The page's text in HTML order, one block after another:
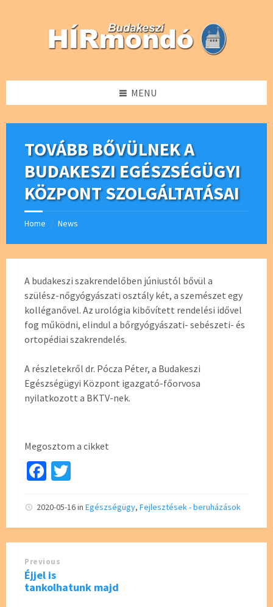
MENU
TOVÁBB BŐVÜLNEK A
BUDAKESZI EGÉSZSÉGÜGYI
KÖZPONT SZOLGÁLTATÁSAI
Home / News
A budakeszi szakrendelőben júniustól bővül a
szülész-nőgyógyászati osztály két, a szemészet egy
kolléganővel. Az urológia kibővített rendelési idővel
fog működni, elindul a bőrgyógyászati- sebészeti- és
ortopédiai szakrendelés.
A részletekről dr. Pócza Péter, a Budakeszi
Egészségügyi Központ igazgató-főorvosa
nyilatkozott a BKTV-nek.
Megosztom a cikket
Fa
b
o
o
k
tt
er
2020-05-16in Egészségügy, Fejlesztések - beruházások
Previous
Éjjel is
tankolhatunk majd